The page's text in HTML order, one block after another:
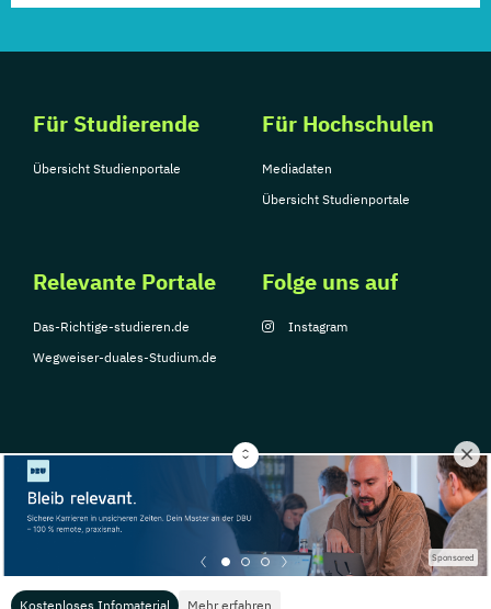
Kostenloses Infomaterial Mehr erfahren
Sponsored
Für Studierende
Übersicht Studienportale
Für Hochschulen
Mediadaten
Übersicht Studienportale
Relevante Portale
Das-Richtige-studieren.de
Wegweiser-duales-Studium.de
Folge uns auf
Instagram
© Copyright 2026, TarGroup Media GmbH
Impressum
Über
Datenschutzerklärung Nutzungsbedingungen